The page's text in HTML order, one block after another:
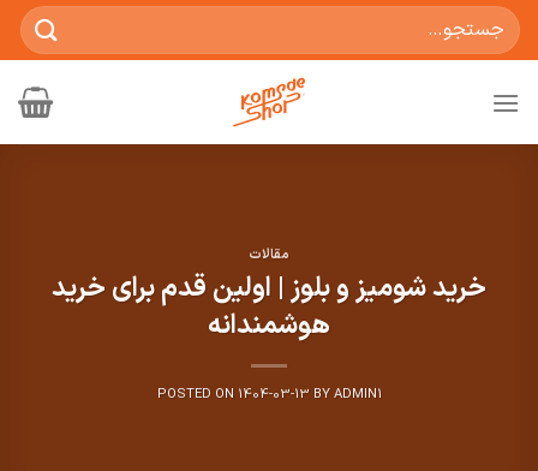
جستجو
برای:
مقالات
خرید شومیز و بلوز | اولین قدم برای خرید
هوشمندانه
POSTED ON1404-03-13BYADMIN1